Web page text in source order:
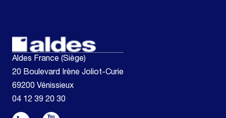
Aldes France (Siège)
20 Boulevard Irène Joliot-Curie
69200 Vénissieux
04 12 39 20 30